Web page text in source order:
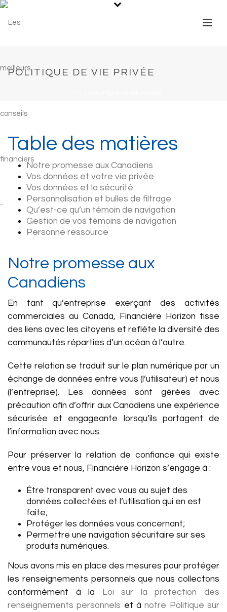
POLITIQUE DE VIE PRIVÉE
Table des matières
Notre promesse aux Canadiens
Vos données et votre vie privée
Vos données et la sécurité
Personnalisation et bulles de filtrage
Qu’est-ce qu’un témoin de navigation
Gestion de vos témoins de navigation
Personne ressource
Notre promesse aux
Canadiens
En tant qu’entreprise exerçant des activités
commerciales au Canada, Financière Horizon tisse
des liens avec les citoyens et reflète la diversité des
communautés réparties d’un océan à l’autre.
Cette relation se traduit sur le plan numérique par un
échange de données entre vous (l’utilisateur) et nous
(l’entreprise). Les données sont gérées avec
précaution afin d’offrir aux Canadiens une expérience
sécurisée et engageante lorsqu’ils partagent de
l’information avec nous.
Pour préserver la relation de confiance qui existe
entre vous et nous, Financière Horizon s’engage à :
Être transparent avec vous au sujet des
données collectées et l’utilisation qui en est
faite;
Protéger les données vous concernant;
Permettre une navigation sécuritaire sur ses
produits numériques.
Nous avons mis en place des mesures pour protéger
les renseignements personnels que nous collectons
conformément à la
Loi sur la protection des
renseignements personnels et ànotre Politique sur